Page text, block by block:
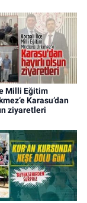
Milli Eğitim
Karasu’dan
ziyaretleri